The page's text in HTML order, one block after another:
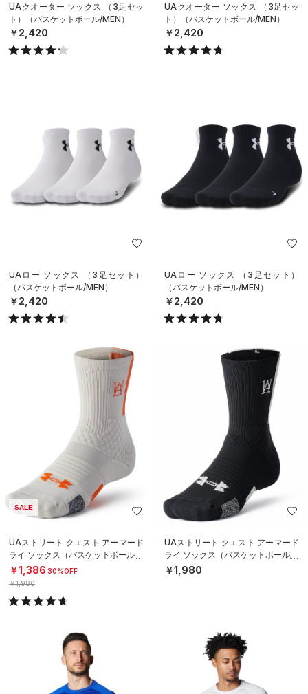
UAクオーター ソックス （3足セッ
ト）（バスケットボール/MEN）
￥2,420
UAクオーター ソックス （3足セッ
ト）（バスケットボール/MEN）
￥2,420
UAロー ソックス （3足セット）
（バスケットボール/MEN）
￥2,420
UAロー ソックス （3足セット）
（バスケットボール/MEN）
￥2,420
SALE
UAストリート クエスト アーマード
ライ ソックス（バスケットボール/U
NISEX）
￥1,386 30%OFF
￥1,980
UAストリート クエスト アーマード
ライ ソックス（バスケットボール/U
NISEX）
￥1,980